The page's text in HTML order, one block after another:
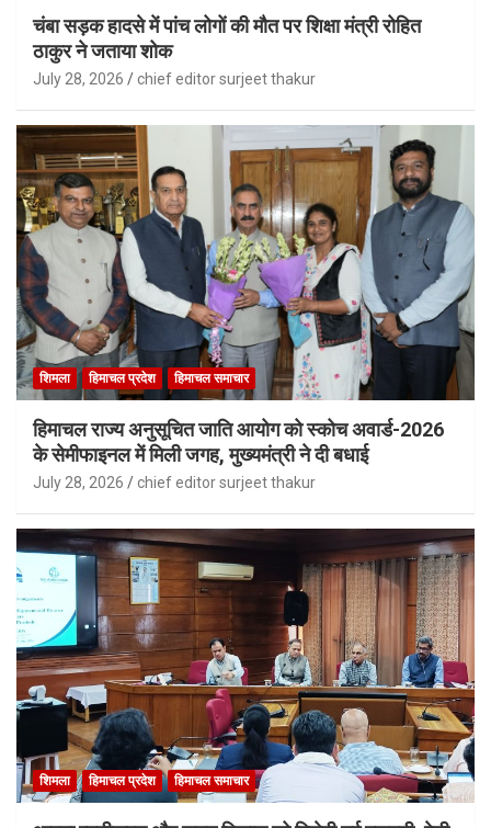
चंबा सड़क हादसे में पांच लोगों की मौत पर शिक्षा मंत्री रोहित
ठाकुर ने जताया शोक
July 28, 2026 chief editor surjeet thakur
शिमला हिमाचल प्रदेश हिमाचल समाचार
हिमाचल राज्य अनुसूचित जाति आयोग को स्कोच अवार्ड-2026
के सेमीफाइनल में मिली जगह, मुख्यमंत्री ने दी बधाई
July 28, 2026 chief editor surjeet thakur
शिमला हिमाचल प्रदेश हिमाचल समाचार